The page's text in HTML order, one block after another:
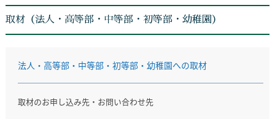
取材（法人・高等部・中等部・初等部・幼稚園）
法人・高等部・中等部・初等部・幼稚園への取材
取材のお申し込み先・お問い合わせ先